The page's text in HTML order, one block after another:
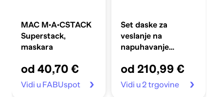
MAC M·A·CSTACK
Superstack,
maskara
od 40,70 €
Vidi u FABUspot
Set daske za
veslanje na
napuhavanje
plavi
od 210,99 €
Vidi u 2 trgovine